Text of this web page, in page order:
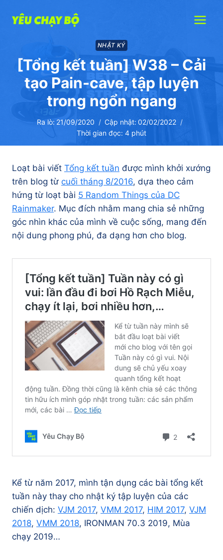
NHẬT KÝ
[Tổng kết tuần] W38 – Cải
tạo Pain-cave, tập luyện
trong ngổn ngang
Ra lò: 21/09/2020 Cập nhật: 02/02/2022
Thời gian đọc: 4 phút
Loạt bài viết Tổng kết tuần được mình khởi xướng
trên blog từ cuối tháng 8/2016, dựa theo cảm
hứng từ loạt bài 5 Random Things của DC
Rainmaker. Mục đích nhằm mang chia sẻ những
góc nhìn khác của mình về cuộc sống, mang đến
nội dung phong phú, đa dạng hơn cho blog.
Kể từ năm 2017, mình tận dụng các bài tổng kết
tuần này thay cho nhật ký tập luyện của các
chiến dịch: VJM 2017, VMM 2017, HIM 2017, VJM
2018, VMM 2018, IRONMAN 70.3 2019, Mùa
chạy 2019…